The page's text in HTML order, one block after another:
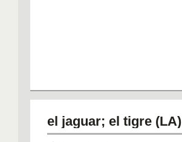
el jaguar; el tigre (LA)